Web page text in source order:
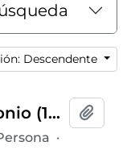
Descendente
Vallejo-Nágera, Juan Antonio (1926-1990)
·